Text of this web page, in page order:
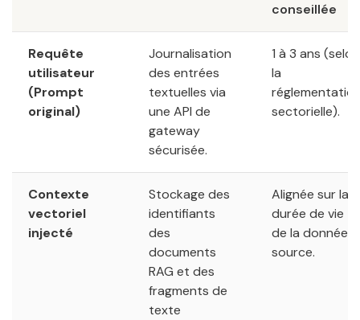
conseillée
Requête
utilisateur
(Prompt
original)
Journalisation
des entrées
textuelles via
une API de
gateway
sécurisée.
1 à 3 ans (selon
la
sectorielle).
Contexte
vectoriel
injecté
Stockage des
identifiants
des
documents
RAG et des
fragments de
texte
Alignée sur la
durée de vie
de la donnée
source.